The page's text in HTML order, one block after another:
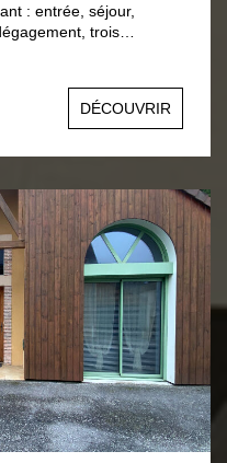
: entrée, séjour,
trois
double vitrage bois.
DÉCOUVRIR